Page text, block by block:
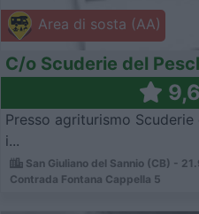
Area di sosta (AA)
C/o Scuderie del
9,6
Presso agriturismo
i...
San Giuliano del Sannio (CB) -
Contrada Fontana Cappella 5